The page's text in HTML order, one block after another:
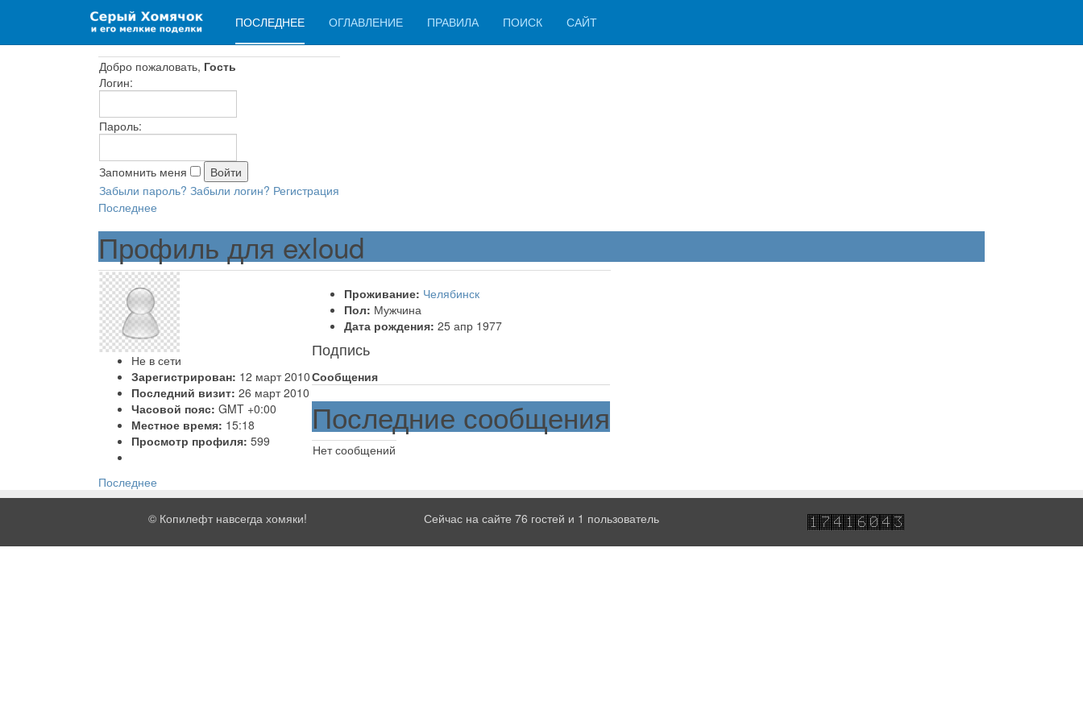
ПОСЛЕДНЕЕ ОГЛАВЛЕНИЕ ПРАВИЛА ПОИСК САЙТ
Добро пожаловать, Гость
Логин:
Пароль:
Запомнить меня
Забыли пароль? Забыли логин? Регистрация
Последнее
Профиль для exloud
Не в сети
Зарегистрирован: 12 март 2010
Последний визит: 26 март 2010
Часовой пояс: GMT +0:00
Местное время: 15:18
Просмотр профиля: 599
Проживание: Челябинск
Пол: Мужчина
Дата рождения: 25 апр 1977
Подпись
Сообщения
Последние сообщения
Нет сообщений
Последнее
© Копилефт навсегда хомяки! Сейчас на сайте 76 гостей и 1 пользователь